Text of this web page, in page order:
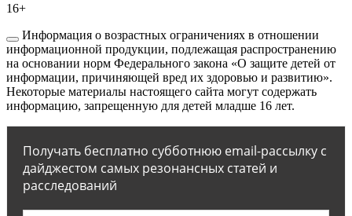
16+
Информация о возрастных ограничениях в отношении
информационной продукции, подлежащая распространению
на основании норм Федерального закона «О защите детей от
информации, причиняющей вред их здоровью и развитию».
Некоторые материалы настоящего сайта могут содержать
информацию, запрещенную для детей младше 16 лет.
Получать бесплатно субботнюю email-рассылку с
дайджестом самых резонансных статей и
расследований